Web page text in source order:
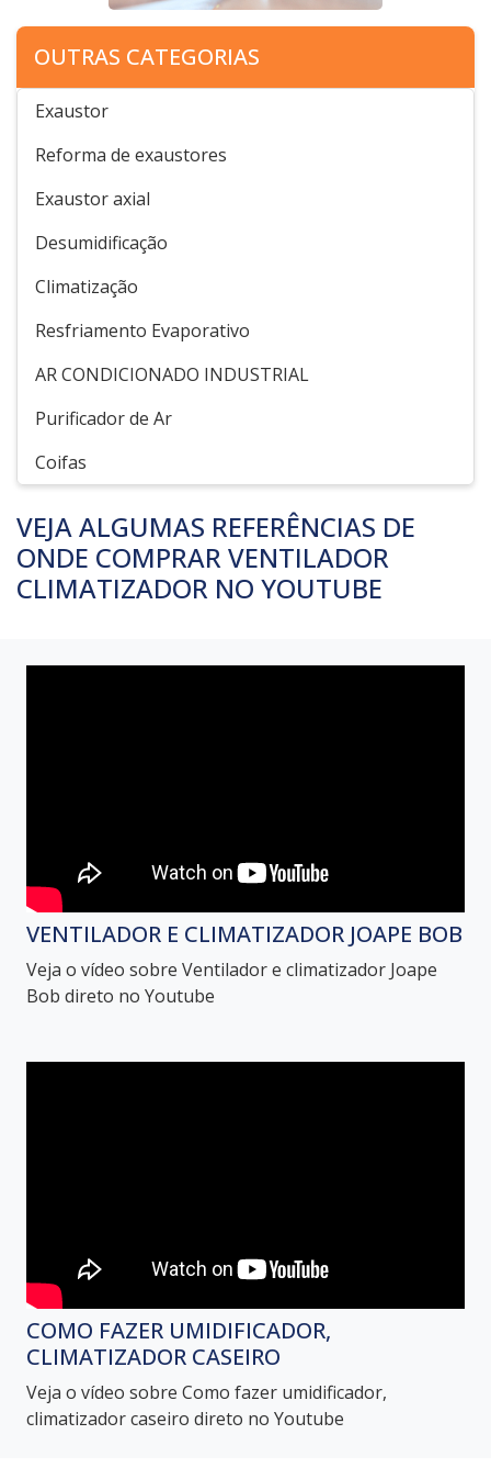
OUTRAS CATEGORIAS
Exaustor
Reforma de exaustores
Exaustor axial
Desumidificação
Climatização
Resfriamento Evaporativo
AR CONDICIONADO INDUSTRIAL
Purificador de Ar
Coifas
VEJA ALGUMAS REFERÊNCIAS DE
ONDE COMPRAR VENTILADOR
CLIMATIZADOR NO YOUTUBE
VENTILADOR E CLIMATIZADOR JOAPE BOB
Veja o vídeo sobre Ventilador e climatizador Joape
Bob direto no Youtube
COMO FAZER UMIDIFICADOR,
CLIMATIZADOR CASEIRO
Veja o vídeo sobre Como fazer umidificador,
climatizador caseiro direto no Youtube